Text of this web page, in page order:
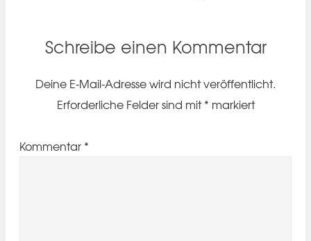
Schreibe einen Kommentar
Deine E-Mail-Adresse wird nicht veröffentlicht.
Erforderliche Felder sind mit* markiert
Kommentar *